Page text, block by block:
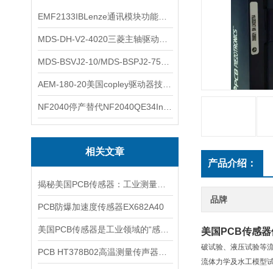
相关文章
PCB防爆加速度传感器EX682A40
产品介绍：
品牌
美国PCB传感
破试验、液压试验等
流体力学及水工模型